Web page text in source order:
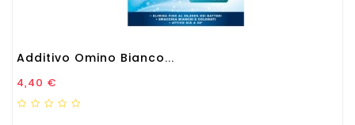
Additivo Omino Bianco...
Prezzo
4,40 €